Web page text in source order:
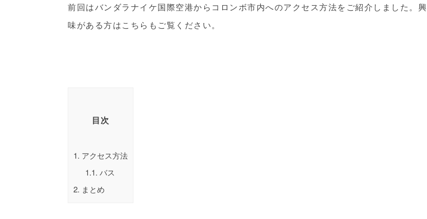
前回はバンダラナイケ国際空港からコロンボ市内へのアクセス方法をご紹介しました。興
味がある方はこちら もご覧ください。
目次
1. アクセス方法
1.1. バス
2. まとめ